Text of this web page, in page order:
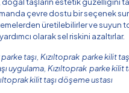
çevre dostu bir seçenek
üretilebilirler ve suyun
olarak sel riskini azaltırlar.
taşı, Kızıltoprak parke kilit
uygulama, Kızıltoprak parke kilit
kilit taşı döşeme ustası